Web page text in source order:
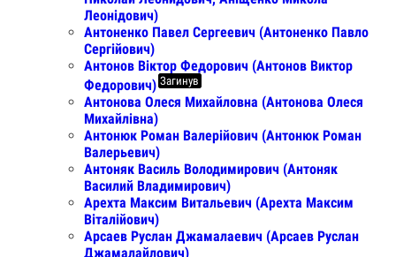
Леонідович)
Антоненко Павел Сергеевич (Антоненко Павло
Сергійович)
Антонов Віктор Федорович (Антонов Виктор
Федорович) Загинув
Антонова Олеся Михайловна (Антонова Олеся
Михайлівна)
Антонюк Роман Валерійович (Антонюк Роман
Валерьевич)
Антоняк Василь Володимирович (Антоняк
Василий Владимирович)
Арехта Максим Витальевич (Арехта Максим
Віталійович)
Арсаев Руслан Джамалаевич (Арсаев Руслан
Джамалайлович)